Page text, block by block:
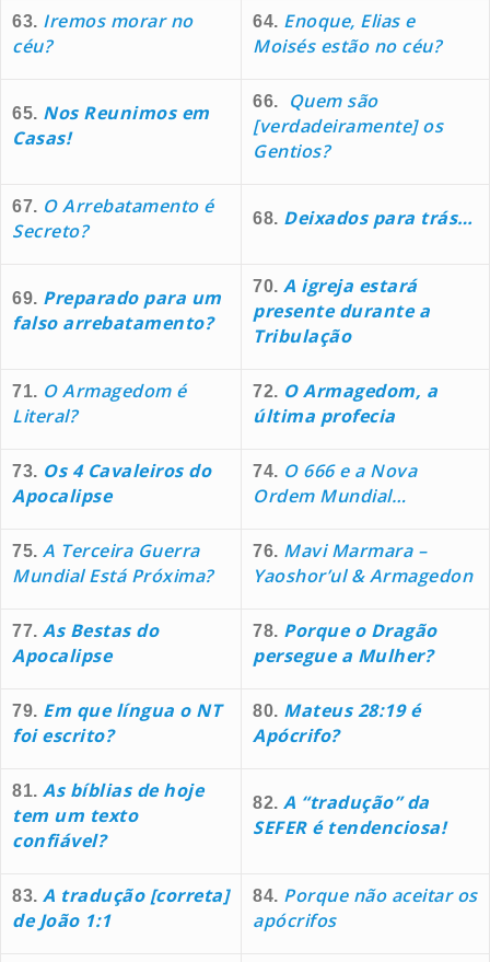
63. Iremos morar no
céu?
64. Enoque, Elias e
Moisés estão no céu?
65. Nos Reunimos em
Casas!
66.
Quem são
[verdadeiramente] os
Gentios?
67. O Arrebatamento é
Secreto?
68. Deixados para trás…
69. Preparado para um
falso arrebatamento?
70. A igreja estará
presente durante a
Tribulação
71. O Armagedom é
Literal?
72. O Armagedom, a
última profecia
73. Os 4 Cavaleiros do
Apocalipse
74. O 666 e a Nova
Ordem Mundial…
75. A Terceira Guerra
Mundial Está Próxima?
76. Mavi Marmara –
Yaoshor’ul & Armagedon
77. As Bestas do
Apocalipse
78. Porque o Dragão
persegue a Mulher?
79. Em que língua o NT
foi escrito?
80. Mateus 28:19 é
Apócrifo?
81. As bíblias de hoje
tem um texto
confiável?
82. A “tradução” da
SEFER é tendenciosa!
83. A tradução [correta]
de João 1:1
84. Porque não aceitar os
apócrifos